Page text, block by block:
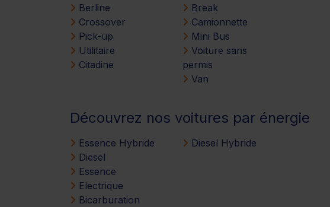
Berline
Crossover
Pick-up
Utilitaire
Citadine
Break
Camionnette
Mini Bus
Voiture sans
permis
Van
Découvrez nos voitures par énergie
Essence Hybride
Diesel
Essence
Electrique
Bicarburation
Diesel Hybride